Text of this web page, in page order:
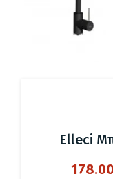
Elleci
178.00